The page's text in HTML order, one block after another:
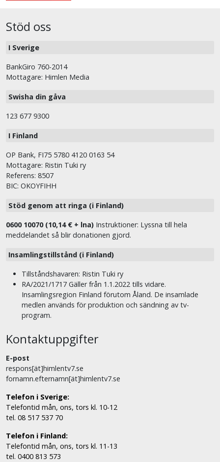
Stöd oss
I Sverige
BankGiro 760-2014
Mottagare: Himlen Media
Swisha din gåva
123 677 9300
I Finland
OP Bank, FI75 5780 4120 0163 54
Mottagare: Ristin Tuki ry
Referens: 8507
BIC: OKOYFIHH
Stöd genom att ringa (i Finland)
0600 10070 (10,14 € + lna) Instruktioner: Lyssna till hela
meddelandet så blir donationen gjord.
Insamlingstillstånd (i Finland)
Tillståndshavaren: Ristin Tuki ry
RA/2021/1717 Gäller från 1.1.2022 tills vidare.
Insamlingsregion Finland förutom Åland. De insamlade
medlen används för produktion och sändning av tv-
program.
Kontaktuppgifter
E-post
respons[ät]himlentv7.se
fornamn.efternamn[ät]himlentv7.se
Telefon i Sverige:
Telefontid mån, ons, tors kl. 10-12
tel. 08 517 537 70
Telefon i Finland:
Telefontid mån, ons, tors kl. 11-13
tel. 0400 813 573